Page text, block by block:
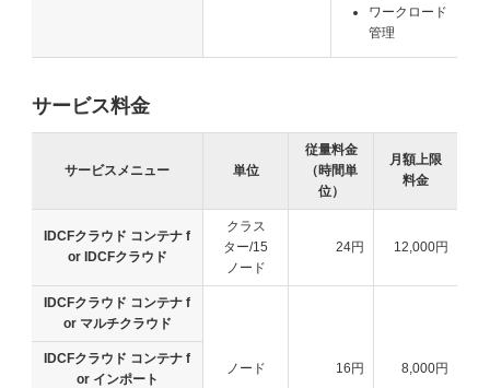
ワークロード
管理
サービス料金
サービスメニュー 単位
従量料金
（時間単
位）
月額上限
料金
IDCFクラウド コンテナ f
or IDCFクラウド
クラス
ター/15
ノード
24円 12,000円
IDCFクラウド コンテナ f
or マルチクラウド
ノード 16円 8,000円
IDCFクラウド コンテナ f
or インポート